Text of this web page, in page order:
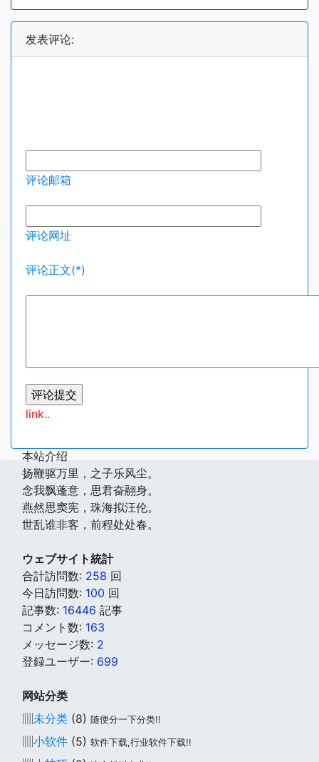
发表评论:
评论邮箱
评论网址
评论正文(*)
link..
本站介绍
扬鞭驱万里，之子乐风尘。
念我飘蓬意，思君奋翮身。
燕然思窦宪，珠海拟汪伦。
世乱谁非客，前程处处春。
ウェブサイト統計
合計訪問数: 258 回
今日訪問数: 100 回
記事数: 16446 記事
コメント数: 163
メッセージ数: 2
登録ユーザー: 699
网站分类
未分类 (8) 随便分一下分类!!
小软件 (5) 软件下载,行业软件下载!!